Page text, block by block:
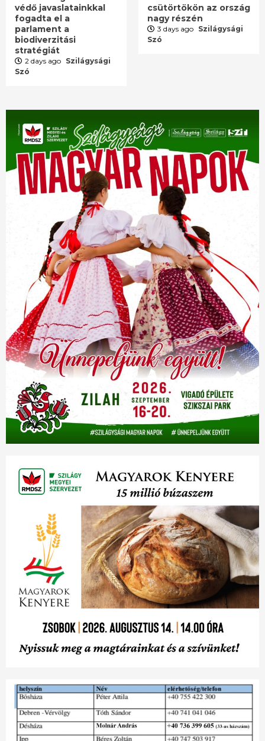
védő javaslatainkkal
fogadta el a
parlament a
biodiverzitási
stratégiát
2 days ago Szilágysági
Szó
csütörtökön az ország
nagy részén
3 days ago Szilágysági
Szó